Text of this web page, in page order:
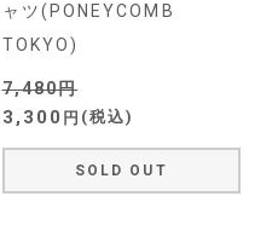
ャツ(PONEYCOMB
TOKYO)
7,480
3,300 税込
SOLD OUT